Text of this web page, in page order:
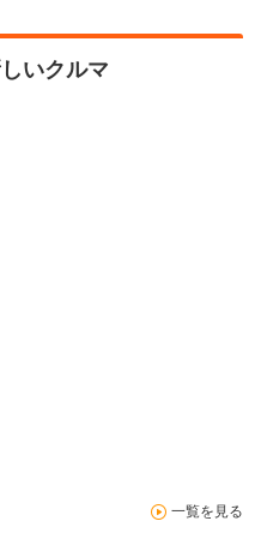
いクルマ
一覧を見る